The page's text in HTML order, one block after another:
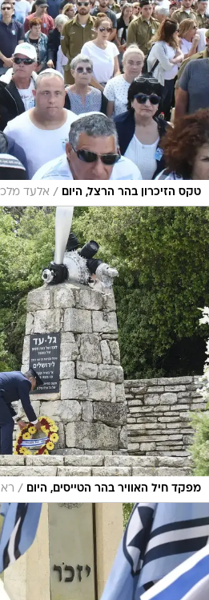
טקס הזיכרון בהר הרצל, היום / אלעד
מפקד חיל האוויר בהר הטייסים, היום /